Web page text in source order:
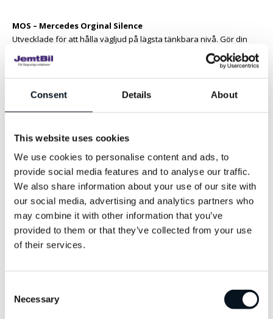
Consent Details About
This website uses cookies
We use cookies to personalise content and ads, to
provide social media features and to analyse our traffic.
We also share information about your use of our site with
our social media, advertising and analytics partners who
may combine it with other information that you’ve
provided to them or that they’ve collected from your use
of their services.
Selection
Necessary
MOS – Mercedes Orginal Silence
Utvecklade för att hålla vägljud på lägsta tänkbara nivå. Gör din
Prestandadäck som tagits fram speciellt för våra AMG-modeller.
Ger ännu exaktare styrning och bättre grepp både på torra och
Liten checklista för det här med däck.
Det är mycket att tänka på när det gäller däck. I synnerhet hos oss i
Sverige där vi byter mellan sommar- och vinterdäck.
Om du låter din Mercedes-Benz Serviceverkstad ta hand om dina
däck så håller de reda på det allra mesta åt dig.
Boka däckbyte här
Tänk på att kontrollera så att den automatiska